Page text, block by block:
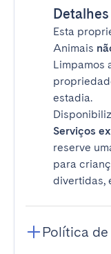
Detalhes
Esta
Animais
Limpamos
estadia.
Serviços
reserve
para
divertidas,
Política